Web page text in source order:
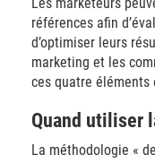
références afin
d’optimiser leurs
marketing et les
ces quatre
Quand utiliser
La méthodologie «